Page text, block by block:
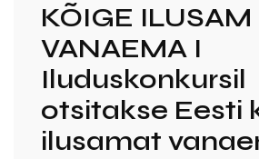
KÕIGE ILUSAM
VANAEMA I
Iluduskonkursil
otsitakse Eesti
ilusamat